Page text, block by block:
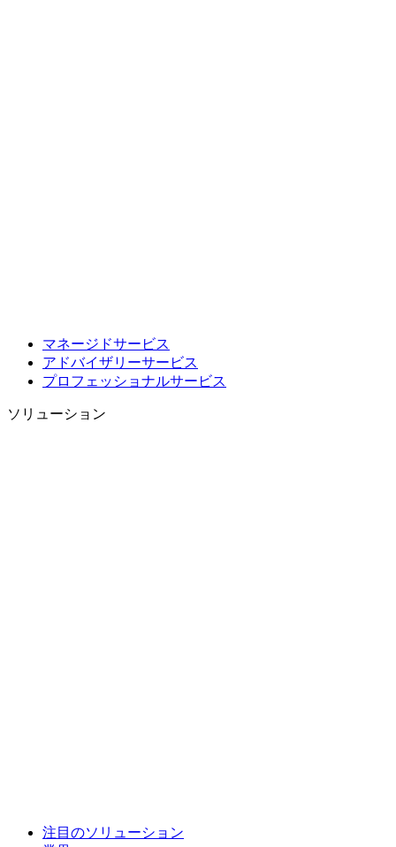
マネージドサービス
アドバイザリーサービス
プロフェッショナルサービス
ソリューション
注目のソリューション